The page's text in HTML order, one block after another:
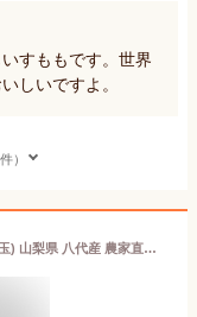
すももです。世界
しいですよ。
）
【送料無料】 すもも 太陽 700g箱 (約6〜9玉) 山梨県 八代産 農家直送 ふみしゅり